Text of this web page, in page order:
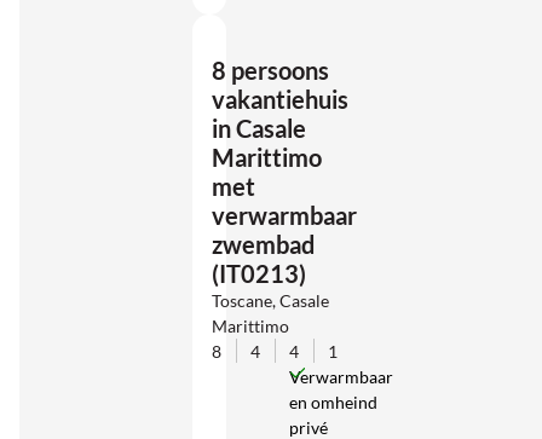
8 persoons
vakantiehuis
in Casale
Marittimo
met
verwarmbaar
zwembad
(IT0213)
Toscane, Casale
Marittimo
8
4 4
1
Verwarmbaar
en omheind
privé